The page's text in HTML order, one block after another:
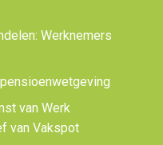
Werknemers
van Werk
van Vakspot